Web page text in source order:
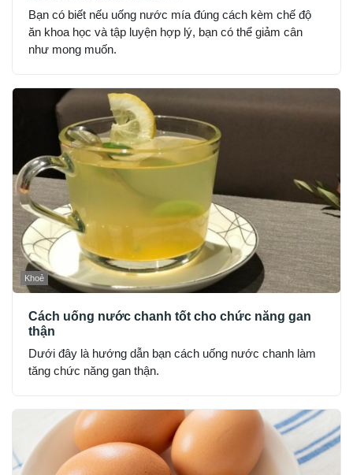
Bạn có biết nếu uống nước mía đúng cách kèm chế độ
ăn khoa học và tập luyện hợp lý, bạn có thể giảm cân
như mong muốn.
Khoẻ
Cách uống nước chanh tốt cho chức năng gan
thận
Dưới đây là hướng dẫn bạn cách uống nước chanh làm
tăng chức năng gan thận.